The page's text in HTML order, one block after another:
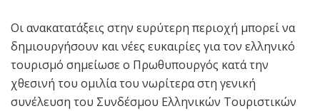
Oι ανακατατάξεις στην ευρύτερη περιοχή μπορεί να
δημιουργήσουν και νέες ευκαιρίες για τον ελληνικό
τουρισμό σημείωσε ο Πρωθυπουργός κατά την
χθεσινή του ομιλία του νωρίτερα στη γενική
συνέλευση του Συνδέσμου Ελληνικών Τουριστικών